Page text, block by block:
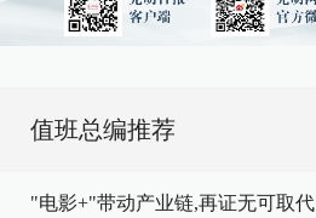
值班总编推荐
"电影+"带动产业链,再证无可取代